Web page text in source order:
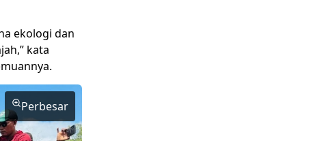
ekologi dan
kata
Perbesar